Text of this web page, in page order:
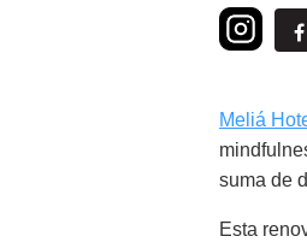
Meliá
suma de
Esta